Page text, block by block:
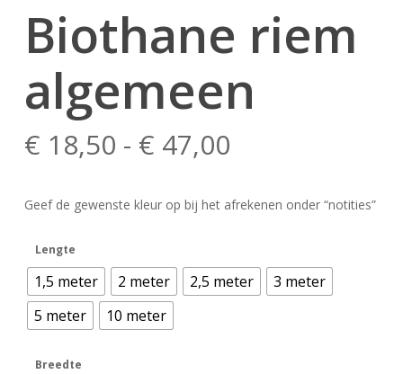
Biothane riem
algemeen
€ 18,50 - € 47,00Prijsklasse:
tot
Geef de gewenste kleur op bij het afrekenen onder “notities”
Lengte
1,5 meter 2 meter 2,5 meter
3 meter
5 meter
10 meter
Breedte